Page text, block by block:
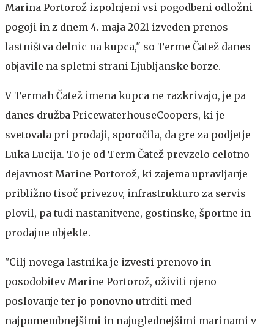
Marina Portorož izpolnjeni vsi pogodbeni odložni
pogoji in z dnem 4. maja 2021 izveden prenos
lastništva delnic na kupca," so Terme Čatež danes
objavile na spletni strani Ljubljanske borze.
V Termah Čatež imena kupca ne razkrivajo, je pa
danes družba PricewaterhouseCoopers, ki je
svetovala pri prodaji, sporočila, da gre za podjetje
Luka Lucija. To je od Term Čatež prevzelo celotno
dejavnost Marine Portorož, ki zajema upravljanje
približno tisoč privezov, infrastrukturo za servis
plovil, pa tudi nastanitvene, gostinske, športne in
prodajne objekte.
"Cilj novega lastnika je izvesti prenovo in
posodobitev Marine Portorož, oživiti njeno
poslovanje ter jo ponovno utrditi med
najpomembnejšimi in najuglednejšimi marinami v